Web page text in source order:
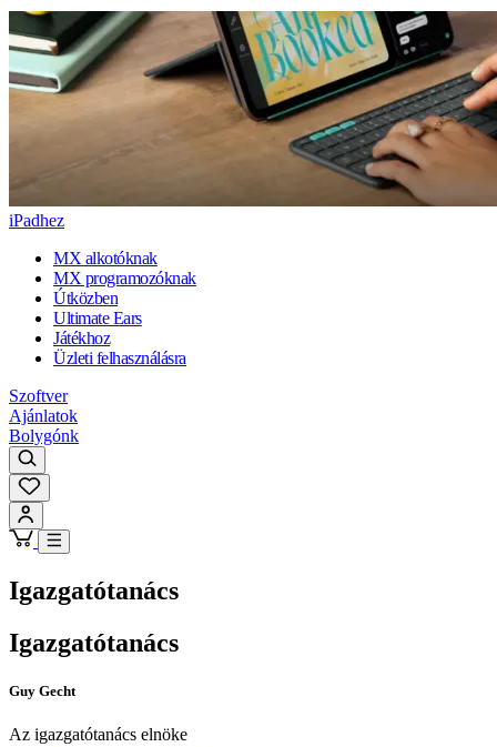
iPadhez
MX alkotóknak
MX programozóknak
Útközben
Ultimate Ears
Játékhoz
Üzleti felhasználásra
Szoftver
Ajánlatok
Bolygónk
Igazgatótanács
Igazgatótanács
Guy Gecht
Az igazgatótanács elnöke